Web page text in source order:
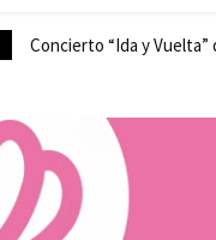
Concierto “Ida y